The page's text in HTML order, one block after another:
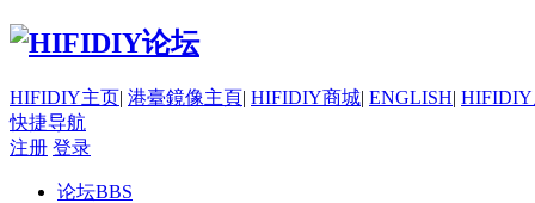
HIFIDIY主页| 港臺鏡像主頁| HIFIDIY商城| ENGLISH|
快捷导航
注册 登录
论坛BBS